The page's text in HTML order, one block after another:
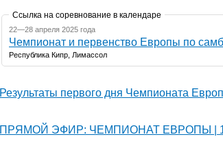
Ссылка на соревнование в календаре
22—28 апреля 2025 года
Чемпионат и первенство Европы по
Республика Кипр, Лимассол
Результаты первого дня Чемпионата
ПРЯМОЙ ЭФИР: ЧЕМПИОНАТ ЕВРОПЫ |